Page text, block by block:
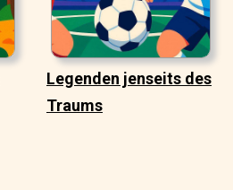
Legenden jenseits des
Traums